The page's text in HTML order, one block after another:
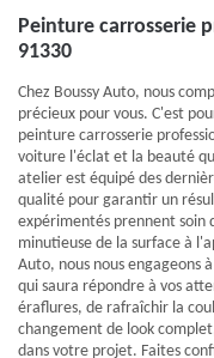
Peinture carrosserie
91330
Chez Boussy Auto, nous
précieux pour vous. C'est
peinture carrosserie
voiture l'éclat et la beauté
atelier est équipé des
qualité pour garantir un
expérimentés prennent soin
minutieuse de la surface à
Auto, nous nous engageons
qui saura répondre à vos
éraflures, de rafraîchir la
changement de look
dans votre projet. Faites